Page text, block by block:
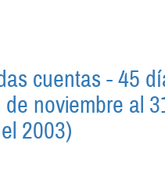
cuentas - 45
noviembre al
2003)